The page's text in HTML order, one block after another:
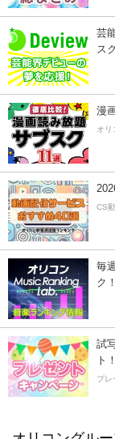
芸
ス
漫
オリ
CS
毎
ク！
試
ト！
プレ